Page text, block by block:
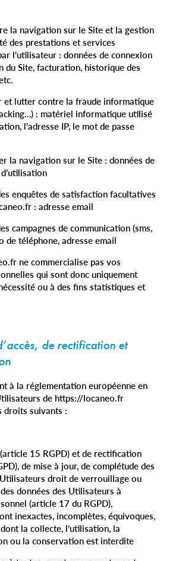
la navigation sur le Site et la gestion
des prestations et services
l’utilisateur : données de connexion
du Site, facturation, historique des
et lutter contre la fraude informatique
: matériel informatique utilisé
l’adresse IP, le mot de passe
la navigation sur le Site : données de
enquêtes de satisfaction facultatives
: adresse email
campagnes de communication (sms,
de téléphone, adresse email
ne commercialise pas vos
qui sont donc uniquement
ou à des fins statistiques et
de rectification et
à la réglementation européenne en
de https://locaneo.fr
droits suivants :
15 RGPD) et de rectification
de mise à jour, de complétude des
droit de verrouillage ou
données des Utilisateurs à
(article 17 du RGPD),
inexactes, incomplètes, équivoques,
la collecte, l’utilisation, la
ou la conservation est interdite